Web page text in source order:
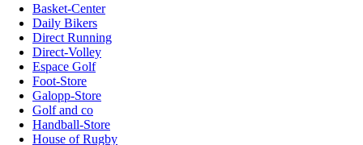
Basket-Center
Daily Bikers
Direct Running
Direct-Volley
Espace Golf
Foot-Store
Galopp-Store
Golf and co
Handball-Store
House of Rugby